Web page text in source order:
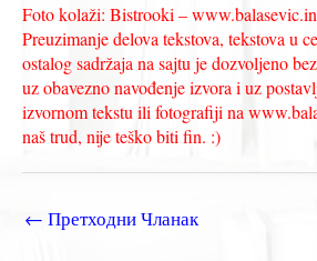
Foto kolaži: Bistrooki –
Preuzimanje delova tekstova, tekstova u
ostalog sadržaja na sajtu je dozvoljeno
uz obavezno navođenje izvora i uz
izvornom tekstu ili fotografiji na
naš trud, nije teško biti fin. :)
← Претходни Чланак